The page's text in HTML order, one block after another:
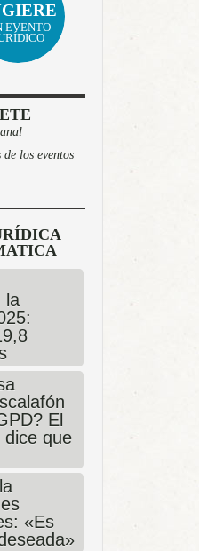
EVENTO
los eventos
la
El
dice que
«Es